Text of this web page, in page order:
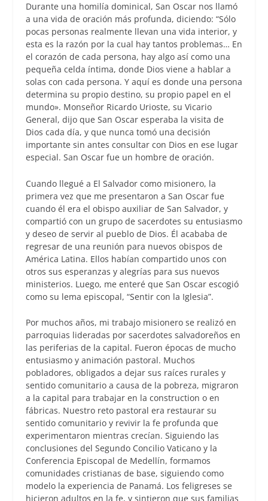
Durante una homilía dominical, San Oscar nos llamó
a una vida de oración más profunda, diciendo: “Sólo
pocas personas realmente llevan una vida interior, y
esta es la razón por la cual hay tantos problemas… En
el corazón de cada persona, hay algo así como una
pequeña celda íntima, donde Dios viene a hablar a
solas con cada persona. Y aquí es donde una persona
determina su propio destino, su propio papel en el
mundo». Monseñor Ricardo Urioste, su Vicario
General, dijo que San Oscar esperaba la visita de
Dios cada día, y que nunca tomó una decisión
importante sin antes consultar con Dios en ese lugar
especial. San Oscar fue un hombre de oración.
Cuando llegué a El Salvador como misionero, la
primera vez que me presentaron a San Oscar fue
cuando él era el obispo auxiliar de San Salvador, y
compartió con un grupo de sacerdotes su entusiasmo
y deseo de servir al pueblo de Dios. Él acababa de
regresar de una reunión para nuevos obispos de
América Latina. Ellos habían compartido unos con
otros sus esperanzas y alegrías para sus nuevos
ministerios. Luego, me enteré que San Oscar escogió
como su lema episcopal, “Sentir con la Iglesia”.
Por muchos años, mi trabajo misionero se realizó en
parroquias lideradas por sacerdotes salvadoreños en
las periferias de la capital. Fueron épocas de mucho
entusiasmo y animación pastoral. Muchos
pobladores, obligados a dejar sus raíces rurales y
sentido comunitario a causa de la pobreza, migraron
a la capital para trabajar en la construction o en
fábricas. Nuestro reto pastoral era restaurar su
sentido comunitario y revivir la fe profunda que
experimentaron mientras crecían. Siguiendo las
conclusiones del Segundo Concilio Vaticano y la
Conferencia Episcopal de Medellín, formamos
comunidades cristianas de base, siguiendo como
modelo la experiencia de Panamá. Los feligreses se
hicieron adultos en la fe, y sintieron que sus familias